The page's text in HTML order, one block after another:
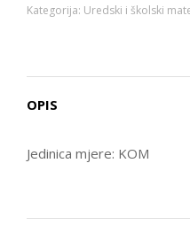
Kategorija: Uredski i školski
OPIS
Jedinica mjere: KOM